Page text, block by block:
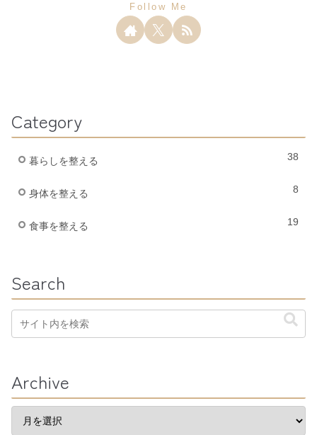
Category
暮らしを整える 38
身体を整える 8
食事を整える 19
Search
Archive